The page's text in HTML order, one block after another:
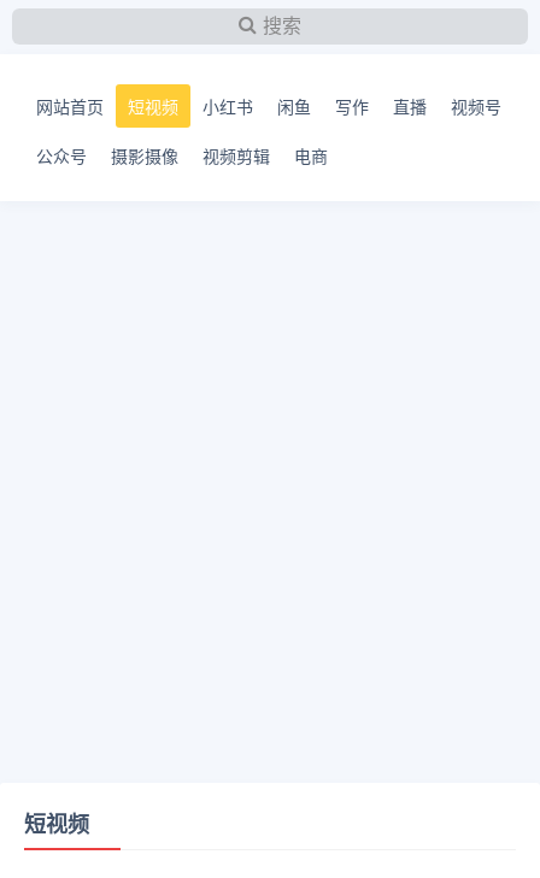
搜索
网站首页 短视频 小红书 闲鱼 写作 直播 视频号
公众号 摄影摄像 视频剪辑 电商
短视频